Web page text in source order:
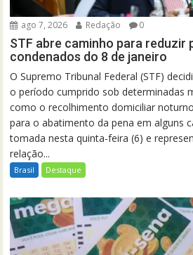
ago 7, 2026 Redação 0
STF abre caminho para reduzir
condenados do 8 de janeiro
O Supremo Tribunal Federal (STF)
o período cumprido sob determinadas
como o recolhimento domiciliar
para o abatimento da pena em alguns
tomada nesta quinta-feira (6) e
relação...
Brasil Destaque